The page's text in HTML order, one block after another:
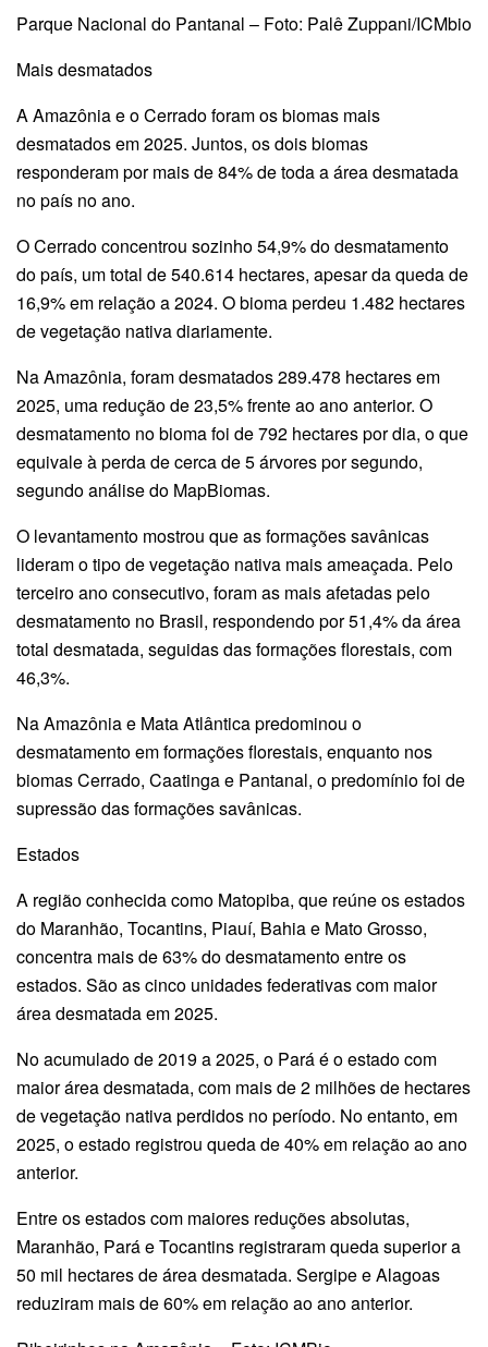
Parque Nacional do Pantanal – Foto: Palê Zuppani/ICMbio
Mais desmatados
A Amazônia e o Cerrado foram os biomas mais
desmatados em 2025. Juntos, os dois biomas
responderam por mais de 84% de toda a área desmatada
no país no ano.
O Cerrado concentrou sozinho 54,9% do desmatamento
do país, um total de 540.614 hectares, apesar da queda de
16,9% em relação a 2024. O bioma perdeu 1.482 hectares
de vegetação nativa diariamente.
Na Amazônia, foram desmatados 289.478 hectares em
2025, uma redução de 23,5% frente ao ano anterior. O
desmatamento no bioma foi de 792 hectares por dia, o que
equivale à perda de cerca de 5 árvores por segundo,
segundo análise do MapBiomas.
O levantamento mostrou que as formações savânicas
lideram o tipo de vegetação nativa mais ameaçada. Pelo
terceiro ano consecutivo, foram as mais afetadas pelo
desmatamento no Brasil, respondendo por 51,4% da área
total desmatada, seguidas das formações florestais, com
46,3%.
Na Amazônia e Mata Atlântica predominou o
desmatamento em formações florestais, enquanto nos
biomas Cerrado, Caatinga e Pantanal, o predomínio foi de
supressão das formações savânicas.
Estados
A região conhecida como Matopiba, que reúne os estados
do Maranhão, Tocantins, Piauí, Bahia e Mato Grosso,
concentra mais de 63% do desmatamento entre os
estados. São as cinco unidades federativas com maior
área desmatada em 2025.
No acumulado de 2019 a 2025, o Pará é o estado com
maior área desmatada, com mais de 2 milhões de hectares
de vegetação nativa perdidos no período. No entanto, em
2025, o estado registrou queda de 40% em relação ao ano
anterior.
Entre os estados com maiores reduções absolutas,
Maranhão, Pará e Tocantins registraram queda superior a
50 mil hectares de área desmatada. Sergipe e Alagoas
reduziram mais de 60% em relação ao ano anterior.